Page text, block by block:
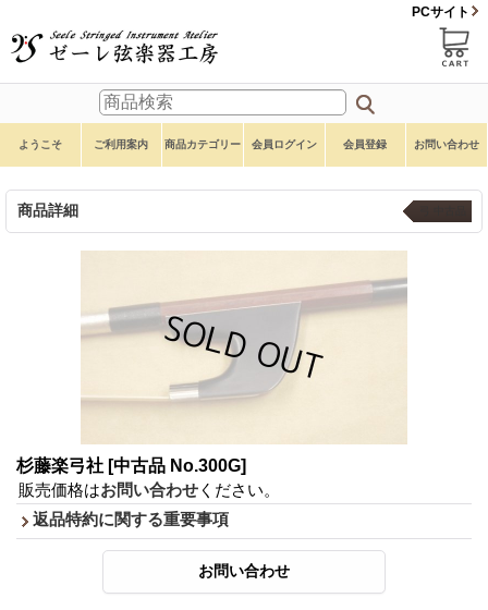
PCサイト
ようこそ ご利用案内 商品カテゴリー 会員ログイン 会員登録 お問い合わせ
商品詳細
杉藤楽弓社 [中古品 No.300G]
販売価格はお問い合わせ ください。
返品特約に関する重要事項